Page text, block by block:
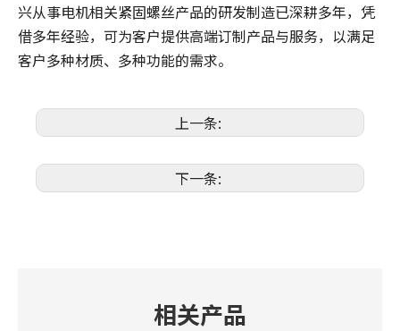
兴从事电机相关紧固螺丝产品的研发制造已深耕多年，凭
借多年经验，可为客户提供高端订制产品与服务，以满足
客户多种材质、多种功能的需求。
上一条:
下一条:
相关产品